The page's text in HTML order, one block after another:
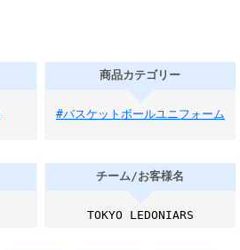
商品カテゴリー
#バスケットボールユニフォーム
チーム/お客様名
TOKYO LEDONIARS